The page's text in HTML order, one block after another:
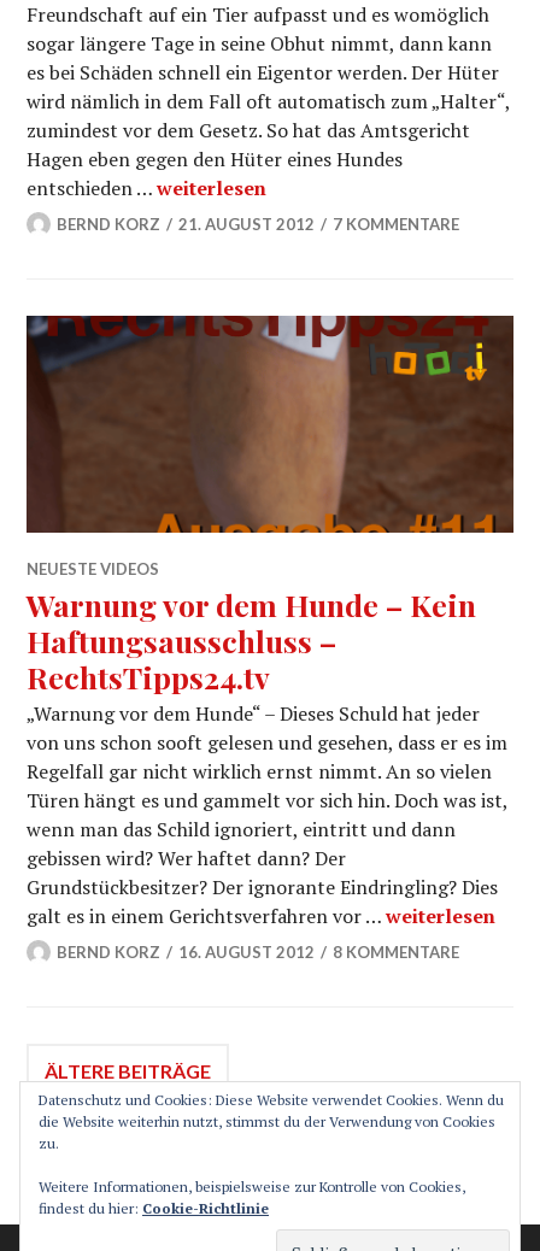
Freundschaft auf ein Tier aufpasst und es womöglich
sogar längere Tage in seine Obhut nimmt, dann kann
es bei Schäden schnell ein Eigentor werden. Der Hüter
wird nämlich in dem Fall oft automatisch zum „Halter“,
zumindest vor dem Gesetz. So hat das Amtsgericht
Hagen eben gegen den Hüter eines Hundes
entschieden …Haftung beim Hüten eines fremden
weiterlesen
BERND KORZ 21. AUGUST 2012 7 KOMMENTARE
NEUESTE VIDEOS
Warnung vor dem Hunde – Kein
Haftungsausschluss –
RechtsTipps24.tv
„Warnung vor dem Hunde“ – Dieses Schuld hat jeder
von uns schon sooft gelesen und gesehen, dass er es im
Regelfall gar nicht wirklich ernst nimmt. An so vielen
Türen hängt es und gammelt vor sich hin. Doch was ist,
wenn man das Schild ignoriert, eintritt und dann
gebissen wird? Wer haftet dann? Der
Grundstückbesitzer? Der ignorante Eindringling? Dies
galt es in einem Gerichtsverfahren vor …Warnung vor
weiterlesen
BERND KORZ 16. AUGUST 2012 8 KOMMENTARE
Beitragsnavigation
ÄLTERE BEITRÄGE
Datenschutz und Cookies: Diese Website verwendet Cookies. Wenn du
die Website weiterhin nutzt, stimmst du der Verwendung von Cookies
zu.
Weitere Informationen, beispielsweise zur Kontrolle von Cookies,
findest du hier: Cookie-Richtlinie